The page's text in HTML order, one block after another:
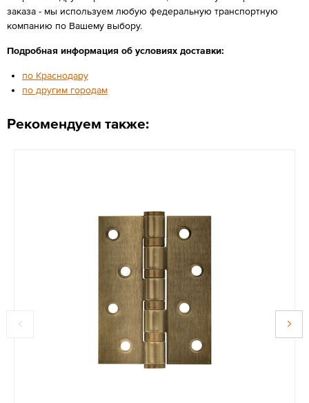
заказа - мы используем любую федеральную транспортную
компанию по Вашему выбору.
Подробная информация об условиях доставки:
по Краснодару
по другим городам
Рекомендуем также: